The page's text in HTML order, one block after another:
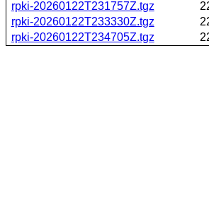
rpki-20260122T231757Z.tgz
rpki-20260122T233330Z.tgz
rpki-20260122T234705Z.tgz